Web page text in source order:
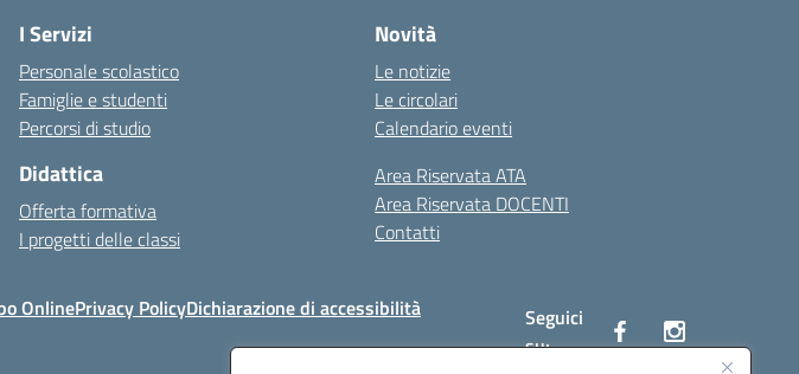
I Servizi
Personale scolastico
Famiglie e studenti
Percorsi di studio
Didattica
Offerta formativa
I progetti delle classi
Novità
Le notizie
Le circolari
Calendario eventi
Area Riservata ATA
Area Riservata DOCENTI
Contatti
OnlinePrivacy PolicyDichiarazione di accessibilità
Seguici
su: